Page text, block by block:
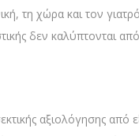
τη χώρα και τον
δεν καλύπτονται
αξιολόγησης